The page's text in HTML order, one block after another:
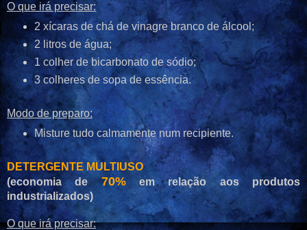
O que irá precisar:
2 xícaras de chá de vinagre branco de álcool;
2 litros de água;
1 colher de bicarbonato de sódio;
3 colheres de sopa de essência.
Modo de preparo:
Misture tudo calmamente num recipiente.
DETERGENTE MULTIUSO
(economia de70%em relação aos produtos
industrializados)
O que irá precisar: